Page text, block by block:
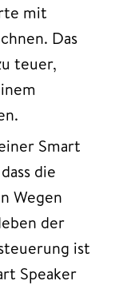
mit
Das
teuer,
Smart
die
Wegen
der
ist
Speaker